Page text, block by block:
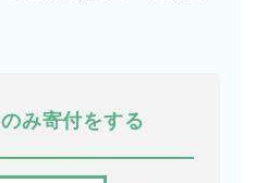
のみ寄付をする